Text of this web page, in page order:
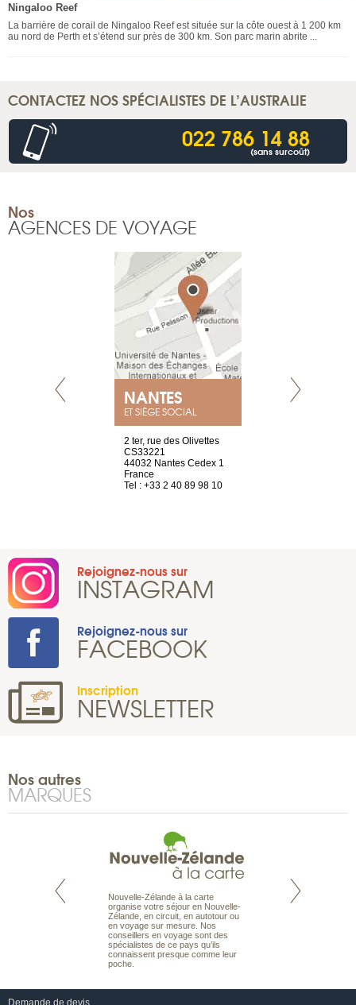
Ningaloo Reef
La barrière de corail de Ningaloo Reef est située sur la côte ouest à 1 200 km
au nord de Perth et s’étend sur près de 300 km. Son parc marin abrite ...
CONTACTEZ NOS SPÉCIALISTES DE L’AUSTRALIE
022 786 14 88
(sans surcoût)
Nos
AGENCES DE VOYAGE
NANTES
ET SIÈGE SOCIAL
2 ter, rue des Olivettes
CS33221
44032 Nantes Cedex 1
France
Tel : +33 2 40 89 98 10
Rejoignez-nous sur
INSTAGRAM
Rejoignez-nous sur
FACEBOOK
Inscription
NEWSLETTER
Nos autres
MARQUES
est le spécialiste
Nouvelle-Zélande à la carte
organise votre séjour en Nouvelle-
Zélande, en circuit, en autotour ou
en voyage sur mesure. Nos
conseillers en voyage sont des
spécialistes de ce pays qu’ils
connaissent presque comme leur
poche.
Notre site
Demande de devis